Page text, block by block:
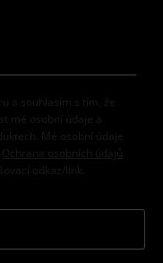
a souhlasím s tím, že
mé osobní údaje a
Mé osobní údaje
Ochrana osobních údajů
odkaz/link.